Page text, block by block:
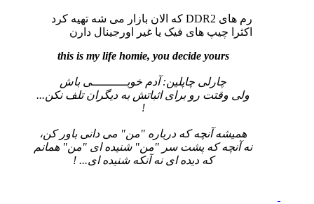
رم های DDR2 که الان بازار می شه تهیه کرد
اکثرا چیپ های فیک یا غیر اورجینال دارن
this is my life homie, you decide yours
چارلی چاپلین: آدم خوبــــــــــی باش
ولی وقتت رو برای اثباتش به دیگران تلف نکن...
!
همیشه آنچه که درباره "من" می دانی باور کن،
نه آنچه که پشت سر "من" شنیده ای "من" همانم
که دیده ای نه آنکه شنیده ای... !